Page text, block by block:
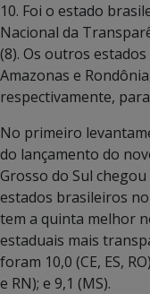
10. Foi o estado
Nacional da
(8). Os outros
Amazonas e
respectivamente, para
No primeiro
do lançamento do
Grosso do Sul
estados brasileiros
tem a quinta melhor
estaduais mais
foram 10,0 (CE, ES,
e RN); e 9,1 (MS).